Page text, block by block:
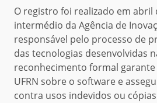
O registro foi realizado em abril
intermédio da Agência de
responsável pelo processo de
das tecnologias desenvolvidas
reconhecimento formal
UFRN sobre o software e
contra usos indevidos ou